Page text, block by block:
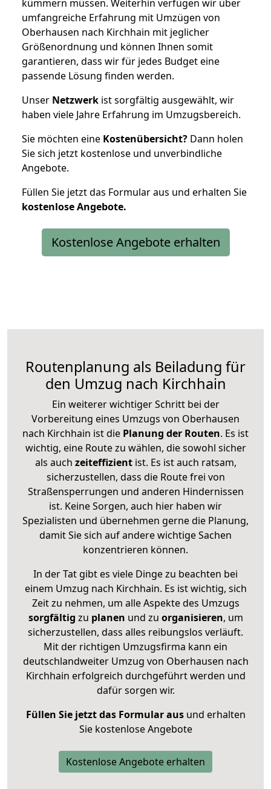
kümmern müssen. Weiterhin verfügen wir über
umfangreiche Erfahrung mit Umzügen von
Oberhausen nach Kirchhain mit jeglicher
Größenordnung und können Ihnen somit
garantieren, dass wir für jedes Budget eine
passende Lösung finden werden.
Unser Netzwerk ist sorgfältig ausgewählt, wir
haben viele Jahre Erfahrung im Umzugsbereich.
Sie möchten eine Kostenübersicht? Dann holen
Sie sich jetzt kostenlose und unverbindliche
Angebote.
Füllen Sie jetzt das Formular aus und erhalten Sie
kostenloseAngebote.
Kostenlose Angebote erhalten
Routenplanung als Beiladung für
den Umzug nach Kirchhain
Ein weiterer wichtiger Schritt bei der
Vorbereitung eines Umzugs von Oberhausen
nach Kirchhain ist die Planung der Routen. Es ist
wichtig, eine Route zu wählen, die sowohl sicher
als auch zeiteffizientist. Es ist auch ratsam,
sicherzustellen, dass die Route frei von
Straßensperrungen und anderen Hindernissen
ist. Keine Sorgen, auch hier haben wir
Spezialisten und übernehmen gerne die Planung,
damit Sie sich auf andere wichtige Sachen
konzentrieren können.
In der Tat gibt es viele Dinge zu beachten bei
einem Umzug nach Kirchhain. Es ist wichtig, sich
Zeit zu nehmen, um alle Aspekte des Umzugs
sorgfältig zu planen und zu organisieren, um
sicherzustellen, dass alles reibungslos verläuft.
Mit der richtigen Umzugsfirma kann ein
deutschlandweiter Umzug von Oberhausen nach
Kirchhain erfolgreich durchgeführt werden und
dafür sorgen wir.
Füllen Sie jetzt das Formular ausund erhalten
Sie kostenlose Angebote
Kostenlose Angebote erhalten